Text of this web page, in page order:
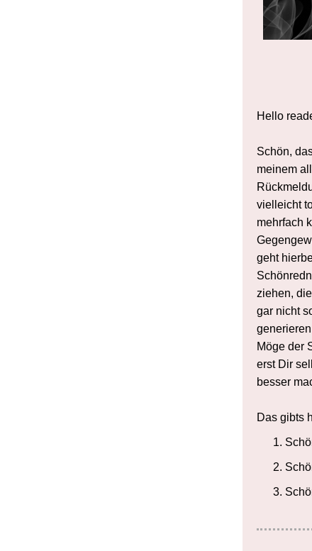
Hello
Schön,
meinem
vielleicht
mehrfach
geht
ziehen,
gar nicht
Möge der
erst Dir
besser
Das gibts